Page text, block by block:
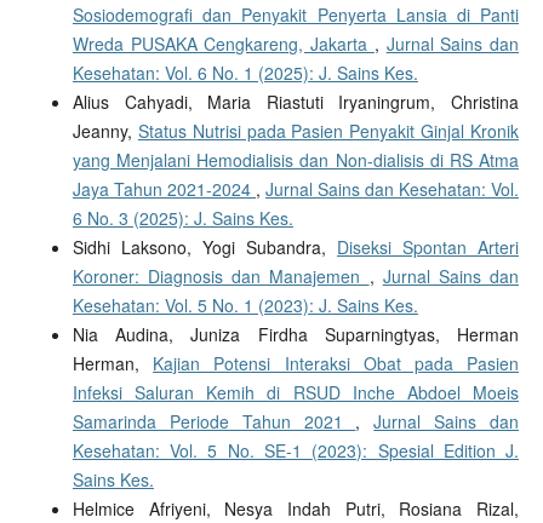
Sosiodemografi dan Penyakit Penyerta Lansia di Panti
Wreda PUSAKA Cengkareng, Jakarta , Jurnal Sains dan
Kesehatan: Vol. 6 No. 1 (2025): J. Sains Kes.
Alius Cahyadi, Maria Riastuti Iryaningrum, Christina
Jeanny, Status Nutrisi pada Pasien Penyakit Ginjal Kronik
yang Menjalani Hemodialisis dan Non-dialisis di RS Atma
Jaya Tahun 2021-2024 ,Jurnal Sains dan Kesehatan: Vol.
6 No. 3 (2025): J. Sains Kes.
Sidhi Laksono, Yogi Subandra, Diseksi Spontan Arteri
Koroner: Diagnosis dan Manajemen , Jurnal Sains dan
Kesehatan: Vol. 5 No. 1 (2023): J. Sains Kes.
Nia Audina, Juniza Firdha Suparningtyas, Herman
Herman, Kajian Potensi Interaksi Obat pada Pasien
Infeksi Saluran Kemih di RSUD Inche Abdoel Moeis
Samarinda Periode Tahun 2021 ,Jurnal Sains dan
Kesehatan: Vol. 5 No. SE-1 (2023): Spesial Edition J.
Sains Kes.
Helmice Afriyeni, Nesya Indah Putri, Rosiana Rizal,